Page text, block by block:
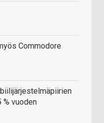
Commodore
vuoden